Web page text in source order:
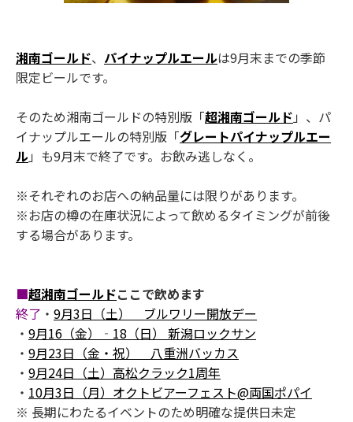
湘南ゴールド、 パイナップルエールは9月末までの季節
限定ビールです。
そのため湘南ゴールドの特別版「超湘南ゴールド 」、パ
イナップルエールの特別版「グレートパイナップルエー
ル」も9月末で終了です。お飲み逃しなく。
※それぞれのお店への納品量には限りがあります。
※お店の樽の在庫状況によって飲めるタイミングが前後
する場合があります。
■超湘南ゴールドここで飲めます
終了 ・ 9月3日（土） ブルワリー開放デー
・ 9月16（金）‐18（日） 新潟ロックサン
・ 9月23日（金・祝） 八重洲バッカス
・ 9月24日（土）高松クラック1周年
・ 10月3日（月）オクトビアーフェスト@両国ポパイ
※ 長期にわたるイベントのため明確な提供日未定